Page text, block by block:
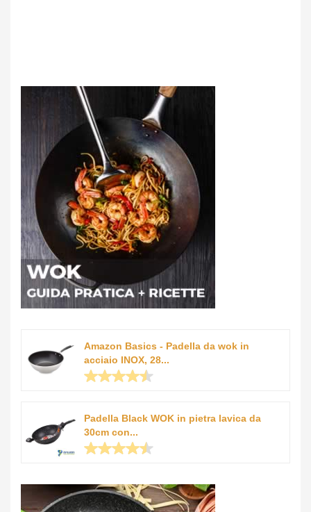
Amazon Basics - Padella da wok in
acciaio INOX, 28...
Padella Black WOK in pietra lavica da
30cm con...